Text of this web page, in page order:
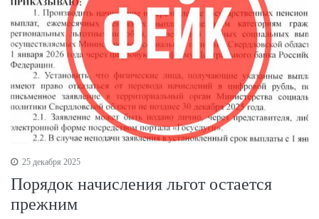
25 декабря 2025
Порядок начисления льгот остается
прежним